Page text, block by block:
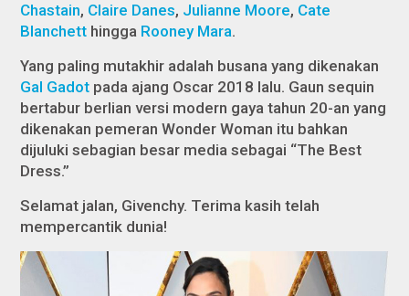
Chastain, Claire Danes, Julianne Moore, Cate
Blanchett hingga Rooney Mara.
Yang paling mutakhir adalah busana yang dikenakan
Gal Gadot pada ajang Oscar 2018 lalu. Gaun sequin
bertabur berlian versi modern gaya tahun 20-an yang
dikenakan pemeranWonder Woman itu bahkan
dijuluki sebagian besar media sebagai “The Best
Dress.”
Selamat jalan, Givenchy. Terima kasih telah
mempercantik dunia!